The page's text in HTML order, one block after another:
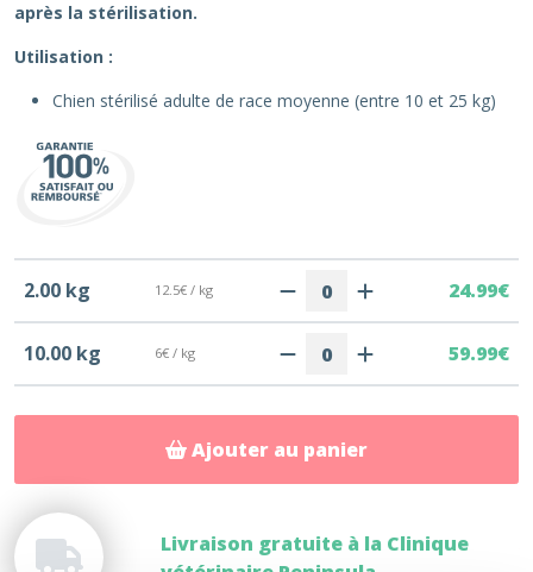
après la stérilisation.
Utilisation :
Chien stérilisé adulte de race moyenne (entre 10 et 25 kg)
2.00 kg 12.5€ / kg 24.99€
10.00 kg 6€ / kg 59.99€
Ajouter au panier
Livraison gratuite à la Clinique